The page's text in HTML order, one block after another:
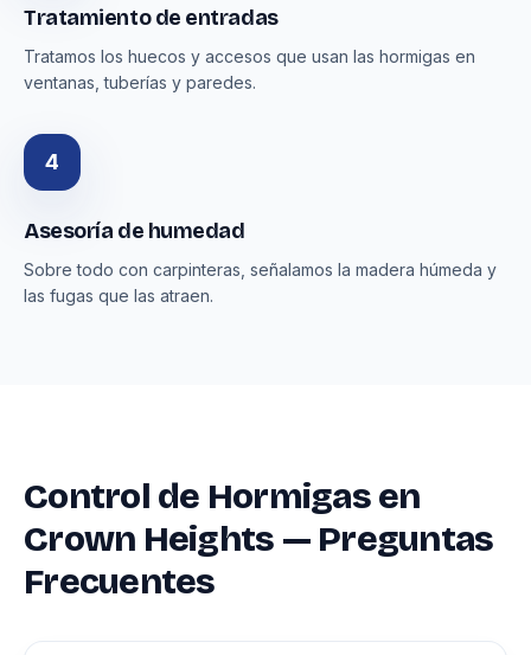
Tratamiento de entradas
Tratamos los huecos y accesos que usan las hormigas en
ventanas, tuberías y paredes.
4
Asesoría de humedad
Sobre todo con carpinteras, señalamos la madera húmeda y
las fugas que las atraen.
Control de Hormigas en
Crown Heights — Preguntas
Frecuentes